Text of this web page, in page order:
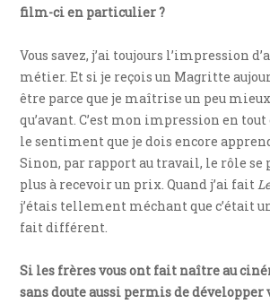
film-ci en particulier ?
Vous savez, j’ai toujours l’impression
métier. Et si je reçois un Magritte
être parce que je maîtrise un peu
qu’avant. C’est mon impression en tout
le sentiment que je dois encore
Sinon, par rapport au travail, le rôle se
plus à recevoir un prix. Quand j’ai fait
j’étais tellement méchant que c’était
fait différent.
Si les frères vous ont fait naître au
sans doute aussi permis de développer